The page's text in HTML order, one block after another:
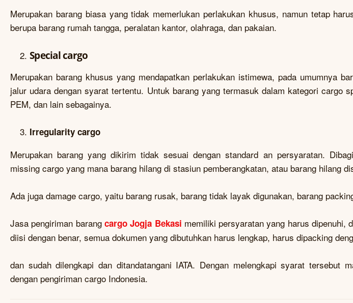
Merupakan barang biasa yang tidak memerlukan perlakukan khusus, namun tetap
berupa barang rumah tangga, peralatan kantor, olahraga, dan pakaian.
Special cargo
Merupakan barang khusus yang mendapatkan perlakukan istimewa, pada umumnya
jalur udara dengan syarat tertentu. Untuk barang yang termasuk dalam kategori cargo
PEM, dan lain sebagainya.
Irregularity cargo
Merupakan barang yang dikirim tidak sesuai dengan standard an persyaratan.
missing cargo yang mana barang hilang di stasiun pemberangkatan, atau barang hilang
Ada juga damage cargo, yaitu barang rusak, barang tidak layak digunakan, barang
Jasa pengiriman barang cargo Jogja Bekasi memiliki persyaratan yang harus dipenuhi,
diisi dengan benar, semua dokumen yang dibutuhkan harus lengkap, harus dipacking
dan sudah dilengkapi dan ditandatangani IATA. Dengan melengkapi syarat tersebut
dengan pengiriman cargo Indonesia.